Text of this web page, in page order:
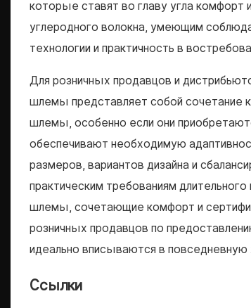
которые ставят во главу угла
углеродного волокна, умеющим
технологии и практичность в
Для розничных продавцов и
шлемы представляет собой сочетание
шлемы, особенно если они
обеспечивают необходимую
размеров, вариантов дизайна и
практическим требованиям
шлемы, сочетающие комфорт и
розничных продавцов по
идеально вписываются в повседневную
Ссылки